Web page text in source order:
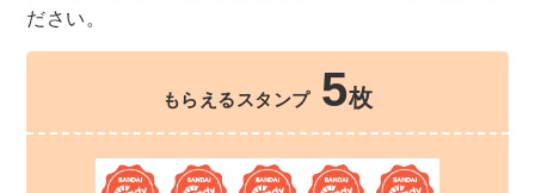
ださい。
もらえるスタンプ 5枚